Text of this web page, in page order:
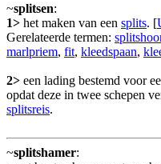
~splitsen:
1> het maken van een splits. [
Gerelateerde termen:
marlpriem, fit, kleedspaan,
2> een lading bestemd voor
opdat deze in twee schepen
splitsreis.
~splitshamer: